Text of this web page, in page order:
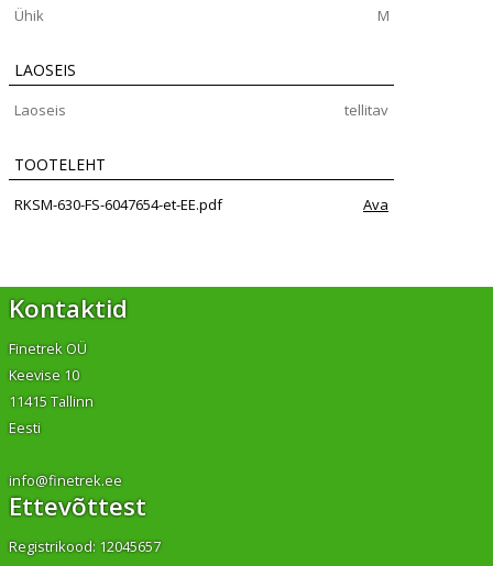
Ühik
M
LAOSEIS
Laoseis tellitav
TOOTELEHT
RKSM-630-FS-6047654-et-EE.pdf Ava
Kontaktid
Finetrek OÜ
Keevise 10
11415 Tallinn
Eesti
info@finetrek.ee
Ettevõttest
Registrikood: 12045657